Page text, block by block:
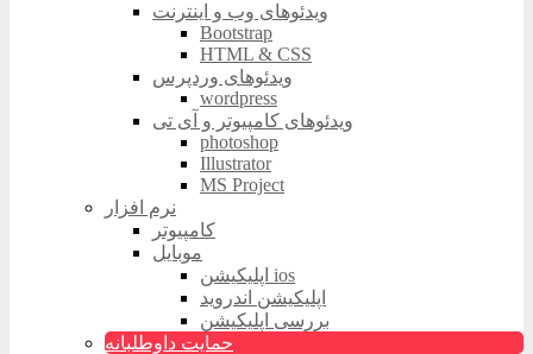
ویدئوهای وب و اینترنت
Bootstrap
HTML & CSS
ویدئوهای وردپرس
wordpress
ویدئوهای کامپیوتر و آی تی
photoshop
Illustrator
MS Project
نرم افزار
کامپیوتر
موبایل
اپلیکیشن ios
اپلیکیشن اندروید
بررسی اپلیکیشن
حمایت داوطلبانه